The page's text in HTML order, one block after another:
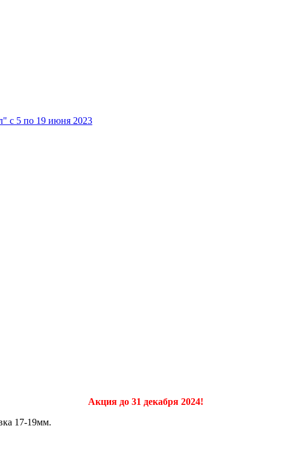
с 5 по 19 июня 2023
Акция до 31 декабря 2024!
17-19мм.